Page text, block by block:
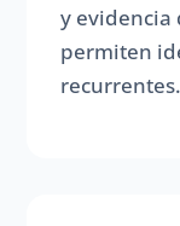
y evidencia
permiten
recurrentes.